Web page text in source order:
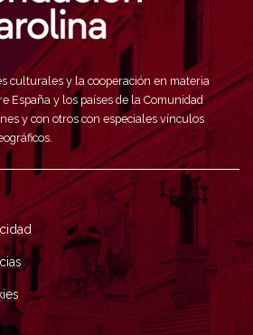
culturales y la cooperación en materia
España y los países de la Comunidad
y con otros con especiales vínculos